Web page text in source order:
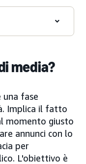
media?
una fase
Implica il fatto
momento giusto
annunci con lo
per
L'obiettivo è